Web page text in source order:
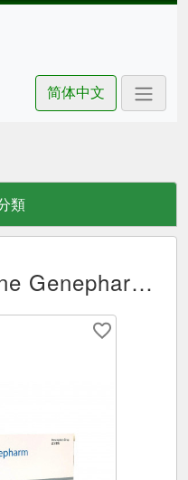
简体中文
類
雷沙吉蘭 Rasagiline Genepharm 1mg 30Tablets